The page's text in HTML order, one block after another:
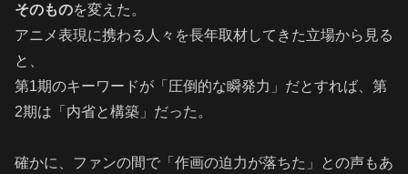
そのものを変えた。
アニメ表現に携わる人々を長年取材してきた立場から見る
と、
第1期のキーワードが「圧倒的な瞬発力」だとすれば、第
2期は「内省と構築」だった。
確かに、ファンの間で「作画の迫力が落ちた」との声もあ